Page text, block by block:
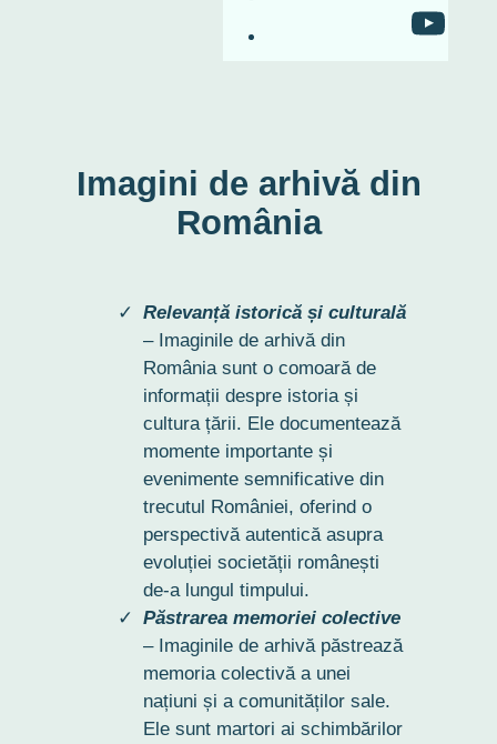
RO-mondo's
Imagini de arhivă din
România
Relevanță istorică și culturală
– Imaginile de arhivă din
România sunt o comoară de
informații despre istoria și
cultura țării. Ele documentează
momente importante și
evenimente semnificative din
trecutul României, oferind o
perspectivă autentică asupra
evoluției societății românești
de-a lungul timpului.
Păstrarea memoriei colective
– Imaginile de arhivă păstrează
memoria colectivă a unei
națiuni și a comunităților sale.
Ele sunt martori ai schimbărilor